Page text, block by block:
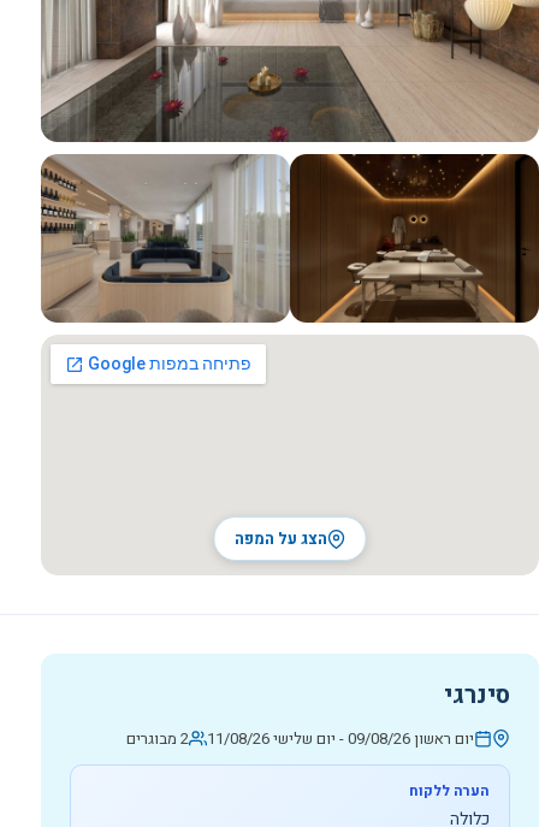
כל התמונות
הצג על המפה
סינרגי
יום ראשון 09/08/26 - יום שלישי 11/08/26 2 מבוגרים
הערה ללקוח
כלולה